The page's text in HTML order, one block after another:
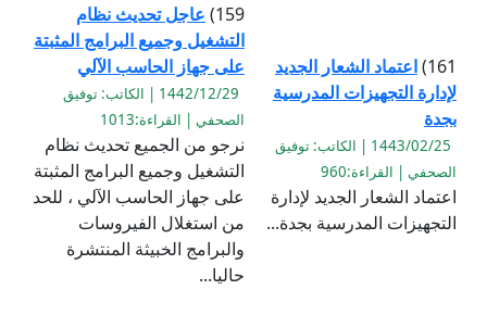
161) اعتماد الشعار الجديد
لإدارة التجهيزات المدرسية
بجدة
1443/02/25 | الكاتب: توفيق
الصحفي | القراءة:960
اعتماد الشعار الجديد لإدارة
التجهيزات المدرسية بجدة...
159) عاجل تحديث نظام
التشغيل وجميع البرامج المثبتة
على جهاز الحاسب الآلي
1442/12/29 | الكاتب: توفيق
الصحفي | القراءة:1013
نرجو من الجميع تحديث نظام
التشغيل وجميع البرامج المثبتة
على جهاز الحاسب الآلي ، للحد
من استغلال الفيروسات
والبرامج الخبيثة المنتشرة
حاليا...